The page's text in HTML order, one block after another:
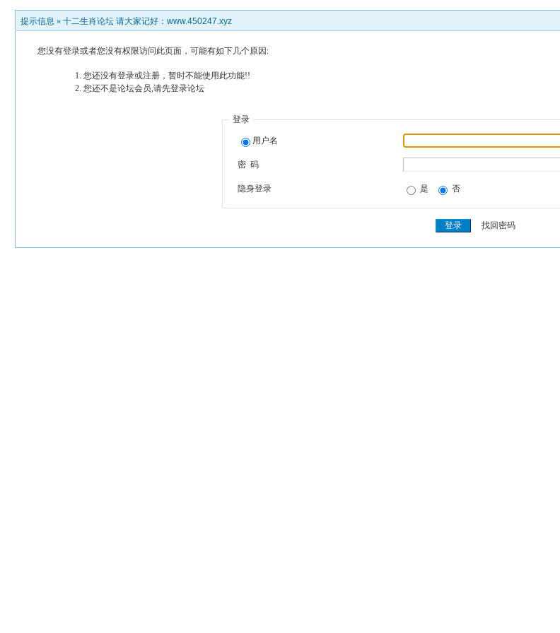
提示信息 » 十二生肖论坛 请大家记好：www.450247.xyz
您没有登录或者您没有权限访问此页面，可能有如下几个原因:
您还没有登录或注册，暂时不能使用此功能!!
您还不是论坛会员,请先登录论坛
登录
用户名
密 码
隐身登录 是 否
找回密码